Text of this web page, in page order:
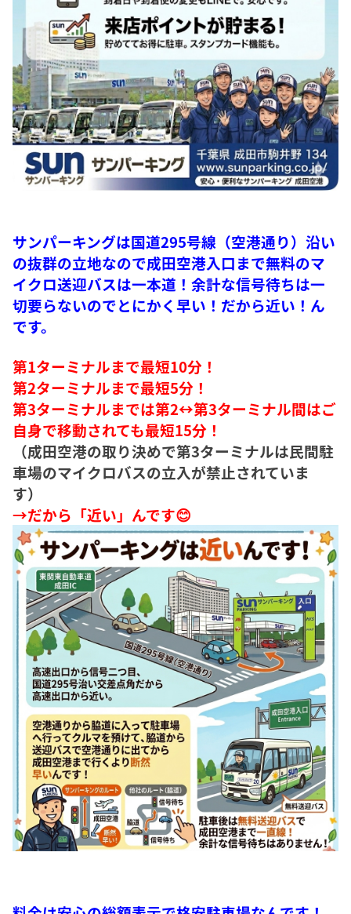
サンパーキングは国道295号線（空港通り）沿い
の抜群の立地なので成田空港入口まで無料のマ
イクロ送迎バスは一本道！余計な信号待ちは一
切要らないのでとにかく早い！だから近い！ん
です。
第1ターミナルまで最短10分！
第2ターミナルまで最短5分！
第3ターミナルまでは第2↔︎第3ターミナル間はご
自身で移動されても最短15分！
（成田空港の取り決めで第3ターミナルは民間駐
車場のマイクロバスの立入が禁止されていま
す）
→だから「近い」んです😊